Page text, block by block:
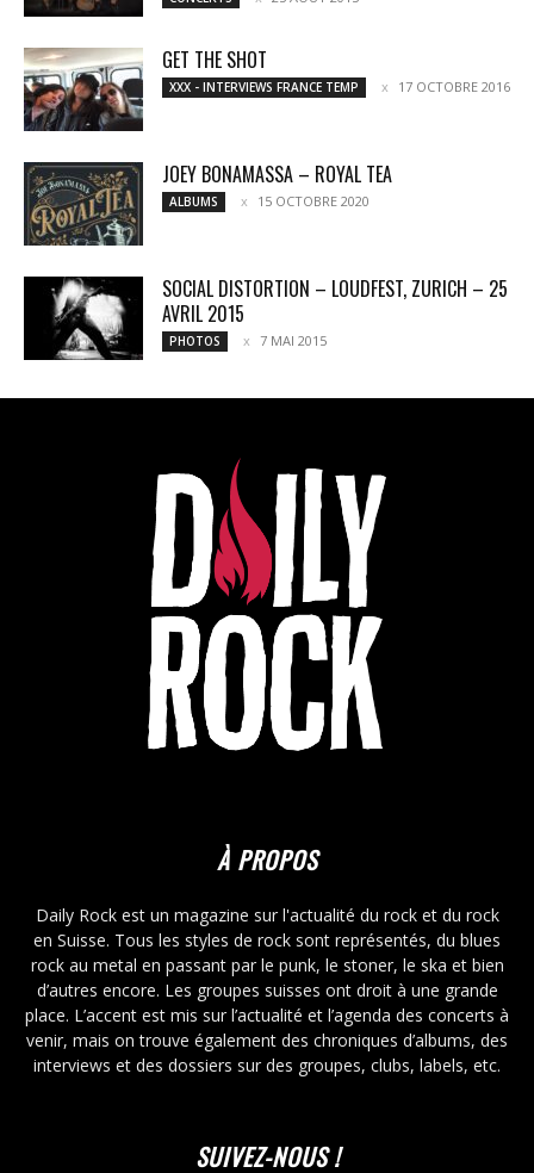
GET THE SHOT
XXX - INTERVIEWS FRANCE TEMP 17 OCTOBRE 2016
JOEY BONAMASSA – ROYAL TEA
ALBUMS 15 OCTOBRE 2020
SOCIAL DISTORTION – LOUDFEST, ZURICH – 25
AVRIL 2015
PHOTOS 7 MAI 2015
À PROPOS
Daily Rock est un magazine sur l'actualité du rock et du rock
en Suisse. Tous les styles de rock sont représentés, du blues
rock au metal en passant par le punk, le stoner, le ska et bien
d’autres encore. Les groupes suisses ont droit à une grande
place. L’accent est mis sur l’actualité et l’agenda des concerts à
venir, mais on trouve également des chroniques d’albums, des
interviews et des dossiers sur des groupes, clubs, labels, etc.
SUIVEZ-NOUS !